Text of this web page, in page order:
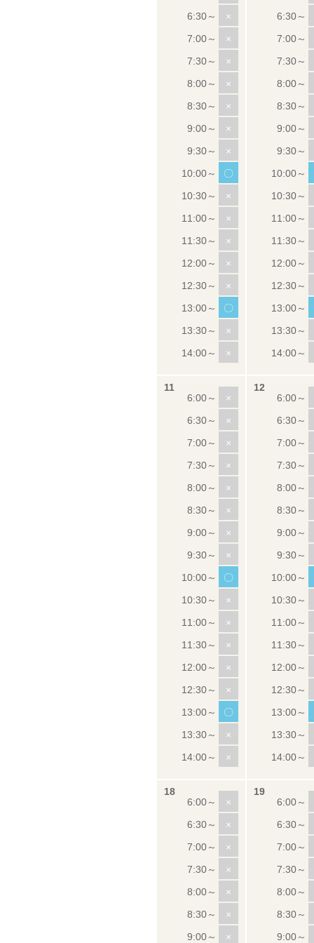
×
×
×
×
×
×
×
〇
×
×
×
×
×
〇
×
×
×
×
×
×
×
×
×
×
〇
×
×
×
×
×
〇
×
×
×
×
×
×
×
×
×